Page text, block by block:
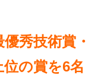
優秀技術賞・
の賞を6名